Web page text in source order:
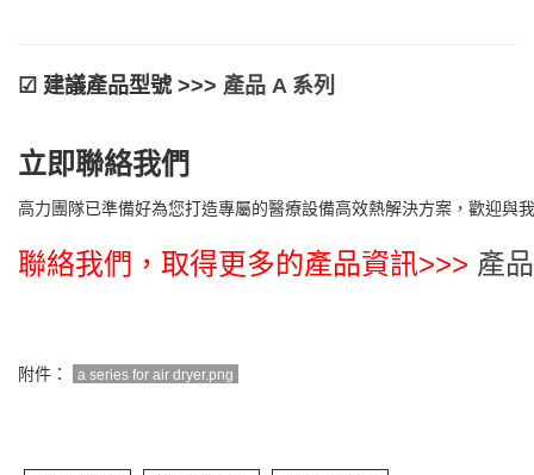
☑︎ 建議產品型號 >>> 產品 A 系列
立即聯絡我們
高力團隊已準備好為您打造專屬的醫療設備高效熱解決方案，歡迎與
聯絡我們，取得更多的產品資訊>>> 產
附件： a series for air dryer.png